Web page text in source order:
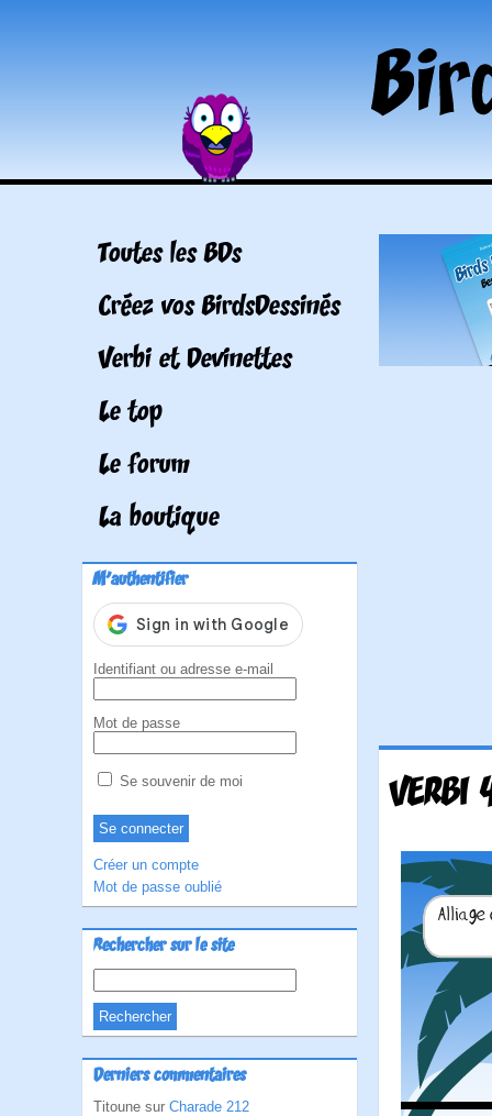
Toutes les BDs
Créez vos BirdsDessinés
Verbi et Devinettes
Le top
Le forum
La boutique
M'authentifier
Identifiant ou adresse e-mail
Mot de passe
Se souvenir de moi
Créer un compte
Mot de passe oublié
Rechercher sur le site
Derniers commentaires
Titoune sur Charade 212
VERBI